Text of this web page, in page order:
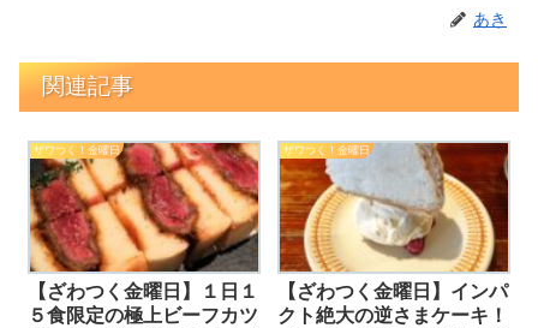
あき
関連記事
ザワつく！金曜日
【ざわつく金曜日】１日１
５食限定の極上ビーフカツ
ザワつく！金曜日
【ざわつく金曜日】インパ
クト絶大の逆さまケーキ！